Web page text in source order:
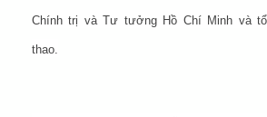
Chính trị và Tư tưởng Hồ Chí Minh và
thao.